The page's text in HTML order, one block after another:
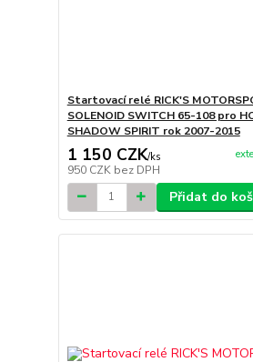
Startovací relé RICK'S
SOLENOID SWITCH 65-108 pro
SHADOW SPIRIT rok 2007-2015
1 150 CZK/ks
950 CZK bez DPH
Přidat do